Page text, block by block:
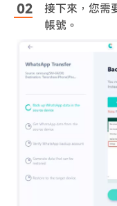
接下來，您需
帳號。